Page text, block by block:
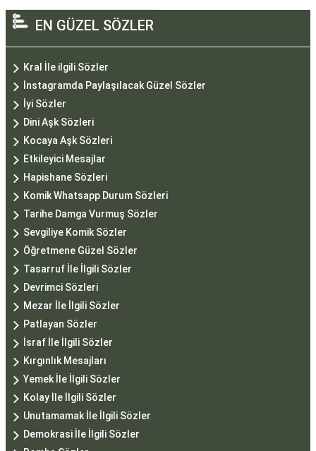
EN GÜZEL SÖZLER
Kral İle ilgili Sözler
İnstagramda Paylaşılacak Güzel Sözler
İyi Sözler
Dini Aşk Sözleri
Kocaya Aşk Sözleri
Etkileyici Mesajlar
Hapishane Sözleri
Komik Whatsapp Durum Sözleri
Tarihe Damga Vurmuş Sözler
Sevgiliye Komik Sözler
Öğretmene Güzel Sözler
Tasarruf İle İlgili Sözler
Devrimci Sözleri
Mezar İle İlgili Sözler
Patlayan Sözler
İsraf İle İlgili Sözler
Kırgınlık Mesajları
Yemek İle İlgili Sözler
Kolay İle İlgili Sözler
Unutamamak İle İlgili Sözler
Demokrasi İle İlgili Sözler